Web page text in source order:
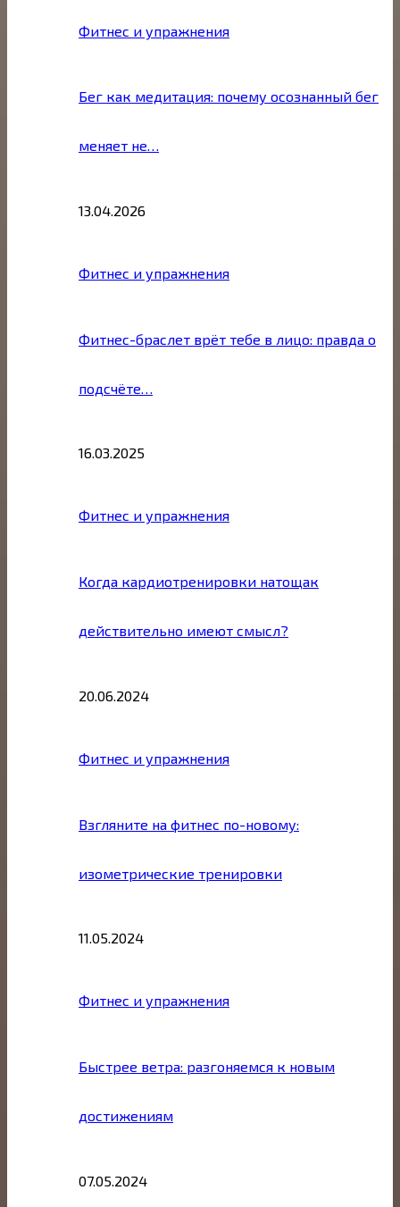
Фитнес и упражнения
Бег как медитация: почему осознанный бег
меняет не…
13.04.2026
Фитнес и упражнения
Фитнес-браслет врёт тебе в лицо: правда о
подсчёте…
16.03.2025
Фитнес и упражнения
Когда кардиотренировки натощак
действительно имеют смысл?
20.06.2024
Фитнес и упражнения
Взгляните на фитнес по-новому:
изометрические тренировки
11.05.2024
Фитнес и упражнения
Быстрее ветра: разгоняемся к новым
достижениям
07.05.2024